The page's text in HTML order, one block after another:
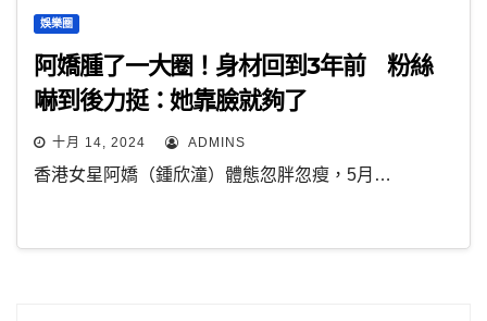
娛樂圈
阿嬌腫了一大圈！身材回到3年前 粉絲
嚇到後力挺：她靠臉就夠了
十月 14, 2024 ADMINS
香港女星阿嬌（鍾欣潼）體態忽胖忽瘦，5月…